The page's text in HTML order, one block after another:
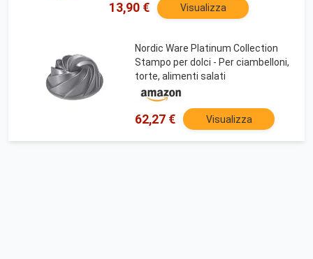
13,90 € Visualizza
Nordic Ware Platinum Collection
Stampo per dolci - Per ciambelloni,
torte, alimenti salati
62,27 € Visualizza